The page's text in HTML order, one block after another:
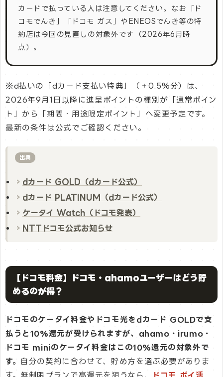
カードで払っている人は注意してください。なお「ド
コモでんき」「ドコモ ガス」やENEOSでんき等の特
約店は今回の見直しの対象外です（2026年6月時
点）。
※d払いの「dカード支払い特典」（＋0.5%分）は、
2026年9月1日以降に進呈ポイントの種別が「通常ポイン
ト」から「期間・用途限定ポイント」へ変更予定です。
最新の条件は公式でご確認ください。
出典
dカード GOLD（dカード公式）
dカード PLATINUM（dカード公式）
ケータイ Watch（ドコモ発表）
NTTドコモ公式お知らせ
【ドコモ料金】ドコモ・ahamoユーザーはどう貯
めるのが得？
ドコモのケータイ料金やドコモ光をdカード GOLDで支
払うと10%還元が受けられますが、ahamo・irumo・
ドコモ miniのケータイ料金はこの10%還元の対象外で
す。
自分の契約に合わせて、貯め方を選ぶ必要がありま